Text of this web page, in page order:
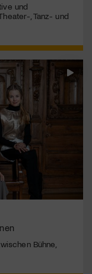
und
, Tanz- und
Bühne,